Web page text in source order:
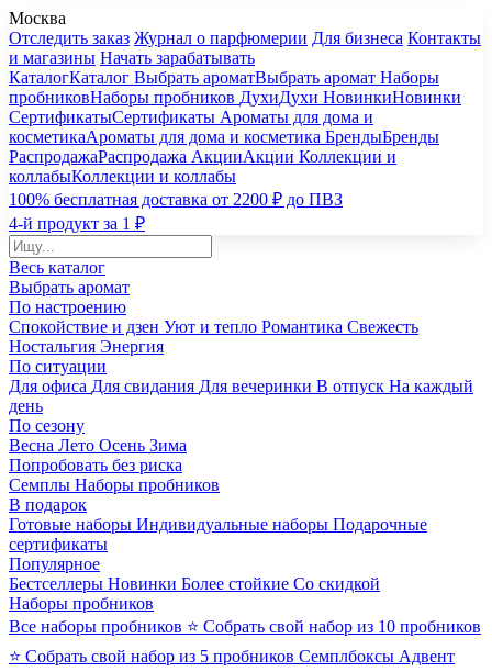
Москва
Отследить заказ Журнал о парфюмерии Для бизнеса Контакты
и магазины Начать зарабатывать
КаталогКаталог Выбрать ароматВыбрать аромат Наборы
пробниковНаборы пробников ДухиДухи НовинкиНовинки
СертификатыСертификаты Ароматы для дома и
косметикаАроматы для дома и косметика БрендыБренды
РаспродажаРаспродажа АкцииАкции Коллекции и
коллабыКоллекции и коллабы
100% бесплатная доставка от 2200 ₽ до ПВЗ
4-й продукт за 1 ₽
Весь каталог
Выбрать аромат
По настроению
Спокойствие и дзен Уют и тепло Романтика Свежесть
Ностальгия Энергия
По ситуации
Для офиса Для свидания Для вечеринки В отпуск На каждый
день
По сезону
Весна Лето Осень Зима
Попробовать без риска
Семплы Наборы пробников
В подарок
Готовые наборы Индивидуальные наборы Подарочные
сертификаты
Популярное
Бестселлеры Новинки Более стойкие Со скидкой
Наборы пробников
Все наборы пробников ⭐ Собрать свой набор из 10 пробников
⭐ Собрать свой набор из 5 пробников Семплбоксы Адвент